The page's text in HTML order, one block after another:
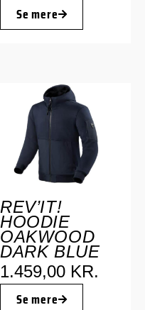
Se mere
REV’IT!
HOODIE
OAKWOOD
DARK BLUE
1.459,00 KR.
Se mere